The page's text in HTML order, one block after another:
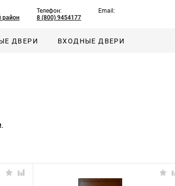
район
Телефон:
8 (800) 9454177
Email:
ДВЕРИ ВХОДНЫЕ ДВЕРИ